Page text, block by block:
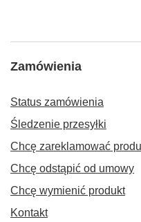
Zamówienia
Status zamówienia
Śledzenie przesyłki
Chcę zareklamować
Chcę odstąpić od umowy
Chcę wymienić produkt
Kontakt